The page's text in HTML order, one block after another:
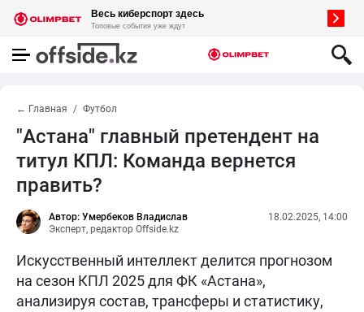
← Главная Футбол
"Астана" главный претендент на
титул КПЛ: Команда вернется
править?
Автор: Умербеков Владислав
Эксперт, редактор Offside.kz
18.02.2025, 14:00
Искусственный интеллект делится прогнозом
на сезон КПЛ 2025 для ФК «Астана»,
анализируя состав, трансферы и статистику,